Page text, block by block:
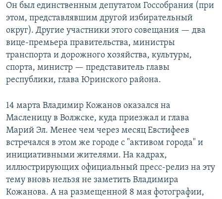
Он был единственным депутатом Госсобрания (при
этом, представлявшим другой избирательный
округ). Другие участники этого совещания — два
вице-премьера правительства, министры
транспорта и дорожного хозяйства, культуры,
спорта, министр — представитель главы
республики, глава Юринского района.
14 марта Владимир Кожанов оказался на
Масленицу в Волжске, куда приезжал и глава
Марий Эл. Менее чем через месяц Евстифеев
встречался в этом же городе с "активом города" и
инициативными жителями. На кадрах,
иллюстрирующих официальный пресс-релиз на эту
тему вновь нельзя не заметить Владимира
Кожанова. А на размещенной 8 мая фотографии,